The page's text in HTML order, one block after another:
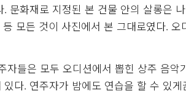
문화재로 지정된 본 건물 안의 살롱은
모든 것이 사진에서 본 그대로였다.
자들은 모두 오디션에서 뽑힌 상주 음
다. 연주자가 밤에도 연습을 할 수 있